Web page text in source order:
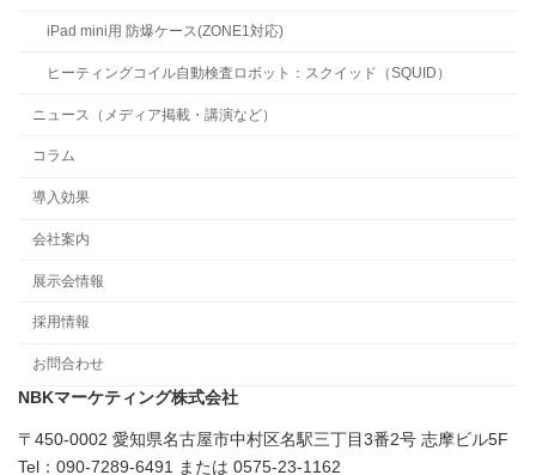
iPad mini用 防爆ケース(ZONE1対応)
ヒーティングコイル自動検査ロボット：スクイッド（SQUID）
ニュース（メディア掲載・講演など）
コラム
導入効果
会社案内
展示会情報
採用情報
お問合わせ
NBKマーケティング株式会社
〒450-0002 愛知県名古屋市中村区名駅三丁目3番2号 志摩ビル5F
Tel：090-7289-6491 または 0575-23-1162